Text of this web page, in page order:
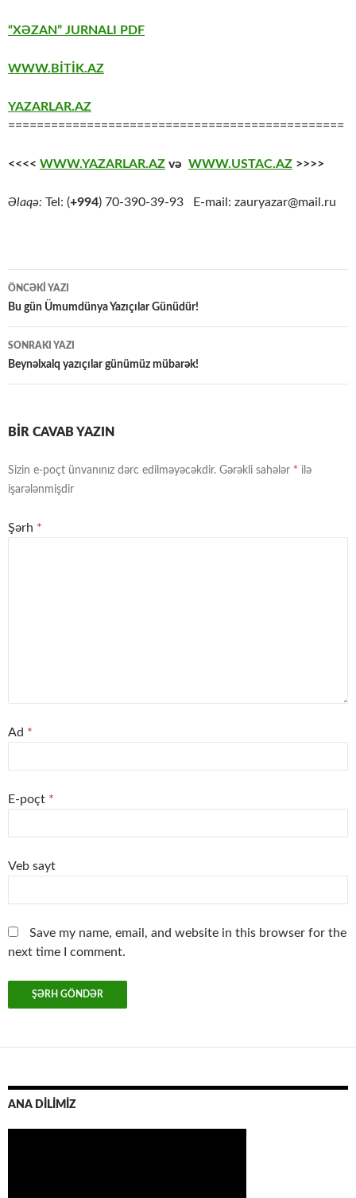
“XƏZAN” JURNALI PDF
WWW.BİTİK.AZ
YAZARLAR.AZ
===============================================
<<<< WWW.YAZARLAR.AZ və WWW.USTAC.AZ >>>>
Əlaqə: Tel: (+994) 70-390-39-93 E-mail: zauryazar@mail.ru
Yazılar
üzrə
naviqasiya
ÖNCƏKI YAZI
Bu gün Ümumdünya Yazıçılar Günüdür!
SONRAKI YAZI
Beynəlxalq yazıçılar günümüz mübarək!
BIR CAVAB YAZIN
Sizin e-poçt ünvanınız dərc edilməyəcəkdir. Gərəkli sahələr * ilə
işarələnmişdir
Şərh *
Ad *
E-poçt *
Veb sayt
Save my name, email, and website in this browser for the
next time I comment.
ANA DİLİMİZ